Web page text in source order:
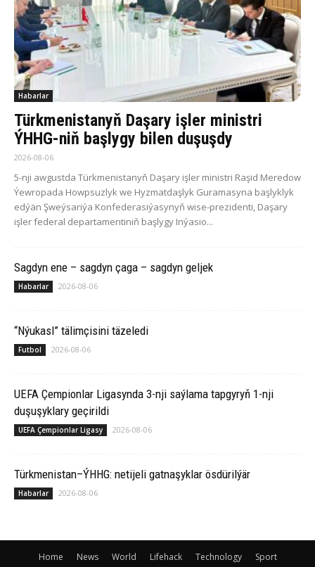
Habarlar
Türkmenistanyň Daşary işler ministri
ÝHHG-niň başlygy bilen duşuşdy
2026-08-06
5-nji awgustda Türkmenistanyň Daşary işler ministri Raşid Meredow
Ýewropada Howpsuzlyk we Hyzmatdaşlyk Guramasyna başlyklyk
edýän Şweýsariýa Konfederasiýasynyň wise-prezidenti, Daşary
işler federal departamentiniň başlygy Inýasio...
Sagdyn ene – sagdyn çaga – sagdyn geljek
Habarlar 2026-08-06
“Nýukasl” tälimçisini täzeledi
Futbol 2026-08-06
UEFA Çempionlar Ligasynda 3-nji saýlama tapgyryň 1-nji
duşuşyklary geçirildi
UEFA Çempionlar Ligasy 2026-08-06
Türkmenistan–ÝHHG: netijeli gatnaşyklar ösdürilýär
Habarlar 2026-08-06
Home News World Lifehack Technology Sport